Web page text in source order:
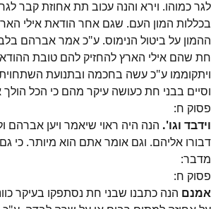
לגר כמוהו. וירא והנה עכוב תת אחוזת קבר לגר
בכללות המון העם. שגם אחר הודאת אילי
ההמון על ביטול הנימוס. ע"כ אמר אברהם
חת שהם אילי הארץ להחזיק להם טובת
ויתקוממו ע"כ עשה בחכמה ובתנועת
וסיים בבני חת כעושה עיקר מהם כי הכל
פסוק ח:
וידבד וגו'. הנה היה ראוי שיאמר ויען אברהם
דבורו אליהם. וגם אומר אתם הוא מיותר. כי
מדבר:
פסוק ח:
אמנם הנה כתבנו שבני חת נסתפקו בעיקר